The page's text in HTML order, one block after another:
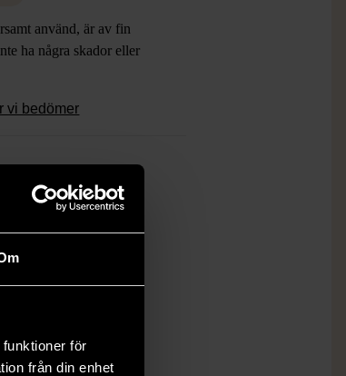
för
från din enhet
använd, är av fin
ha några skador eller
vi bedömer